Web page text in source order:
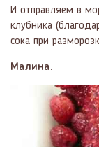
И отправляем в
клубника
сока при
Малина.